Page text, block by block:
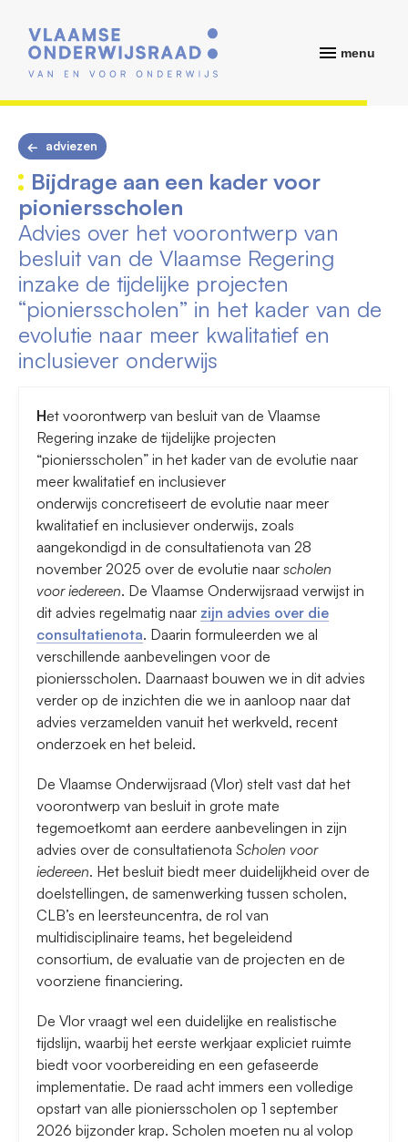
menu
adviezen
Bijdrage aan een kader voor
pioniersscholen
Advies over het voorontwerp van
besluit van de Vlaamse Regering
inzake de tijdelijke projecten
“pioniersscholen” in het kader van de
evolutie naar meer kwalitatief en
inclusiever onderwijs
Het voorontwerp van besluit van de Vlaamse
Regering inzake de tijdelijke projecten
“pioniersscholen” in het kader van de evolutie naar
meer kwalitatief en inclusiever
onderwijs concretiseert de evolutie naar meer
kwalitatief en inclusiever onderwijs, zoals
aangekondigd in de consultatienota van 28
november 2025 over de evolutie naar scholen
voor iedereen. De Vlaamse Onderwijsraad verwijst in
dit advies regelmatig naar zijn advies over die
consultatienota. Daarin formuleerden we al
verschillende aanbevelingen voor de
pioniersscholen. Daarnaast bouwen we in dit advies
verder op de inzichten die we in aanloop naar dat
advies verzamelden vanuit het werkveld, recent
onderzoek en het beleid.
De Vlaamse Onderwijsraad (Vlor) stelt vast dat het
voorontwerp van besluit in grote mate
tegemoetkomt aan eerdere aanbevelingen in zijn
advies over de consultatienota Scholen voor
iedereen. Het besluit biedt meer duidelijkheid over de
doelstellingen, de samenwerking tussen scholen,
CLB’s en leersteuncentra, de rol van
multidisciplinaire teams, het begeleidend
consortium, de evaluatie van de projecten en de
voorziene financiering.
De Vlor vraagt wel een duidelijke en realistische
tijdslijn, waarbij het eerste werkjaar expliciet ruimte
biedt voor voorbereiding en een gefaseerde
implementatie. De raad acht immers een volledige
opstart van alle pioniersscholen op 1 september
2026 bijzonder krap. Scholen moeten nu al volop